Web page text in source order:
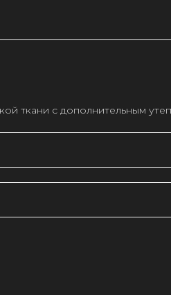
ткани с дополнительным